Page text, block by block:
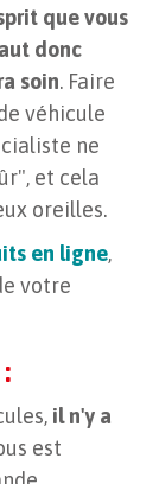
que vous
donc
soin. Faire
véhicule
ne
et cela
oreilles.
en ligne,
votre
il n'y a
est